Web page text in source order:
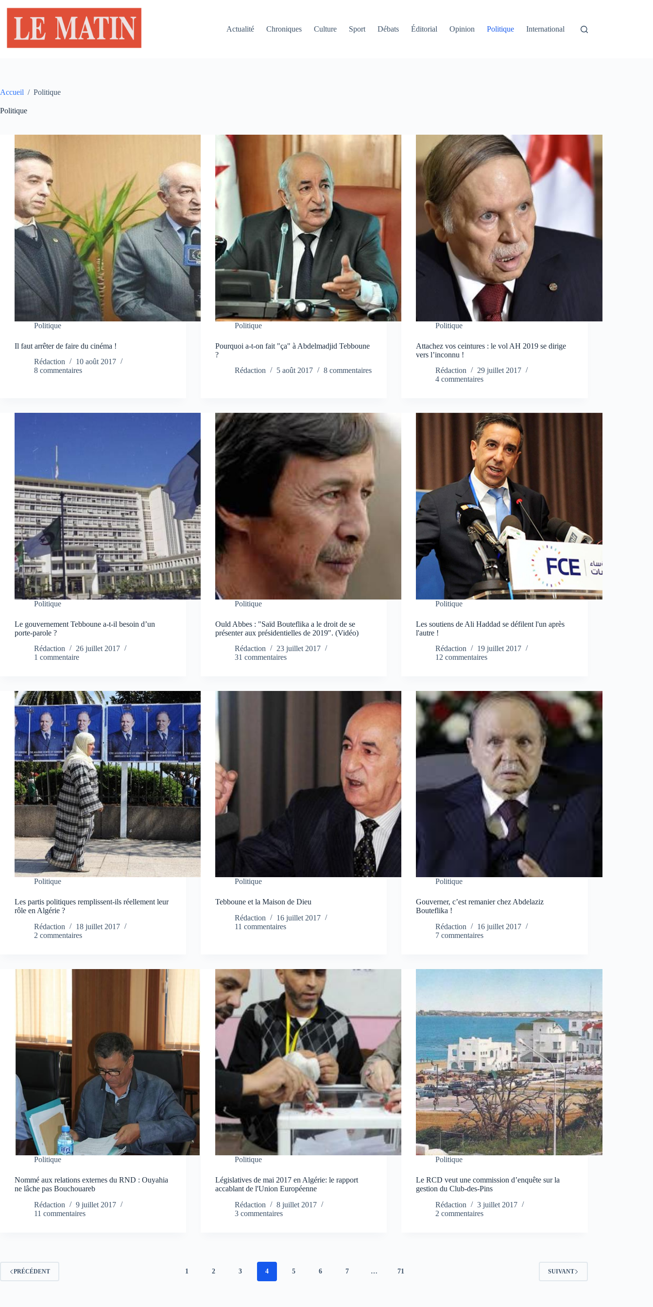
contenu
Actualité
Chroniques Culture Sport Débats Éditorial Opinion Politique International
Accueil / Politique
Politique
Politique
Il faut arrêter de faire du cinéma !
Rédaction
10 août 2017
8 commentaires
Politique
Pourquoi a-t-on fait "ça" à Abdelmadjid Tebboune
?
Rédaction
5 août 2017 8 commentaires
Politique
Attachez vos ceintures : le vol AH 2019 se dirige
vers l’inconnu !
Rédaction
29 juillet 2017
4 commentaires
Politique
Le gouvernement Tebboune a-t-il besoin d’un
porte-parole ?
Rédaction
26 juillet 2017
1 commentaire
Politique
Ould Abbes : "Saïd Bouteflika a le droit de se
présenter aux présidentielles de 2019". (Vidéo)
Rédaction
23 juillet 2017
31 commentaires
Politique
Les soutiens de Ali Haddad se défilent l'un après
l'autre !
Rédaction
19 juillet 2017
12 commentaires
Politique
Les partis politiques remplissent-ils réellement leur
rôle en Algérie ?
Rédaction
18 juillet 2017
2 commentaires
Politique
Tebboune et la Maison de Dieu
Rédaction
16 juillet 2017
11 commentaires
Politique
Gouverner, c’est remanier chez Abdelaziz
Bouteflika !
Rédaction
16 juillet 2017
7 commentaires
Politique
Nommé aux relations externes du RND : Ouyahia
ne lâche pas Bouchouareb
Rédaction
9 juillet 2017
11 commentaires
Politique
Législatives de mai 2017 en Algérie: le rapport
accablant de l'Union Européenne
Rédaction
8 juillet 2017
3 commentaires
Politique
Le RCD veut une commission d’enquête sur la
gestion du Club-des-Pins
Rédaction
3 juillet 2017
2 commentaires
PRÉCÉDENT 1 2 3 4 5 6 7 … 71 SUIVANT